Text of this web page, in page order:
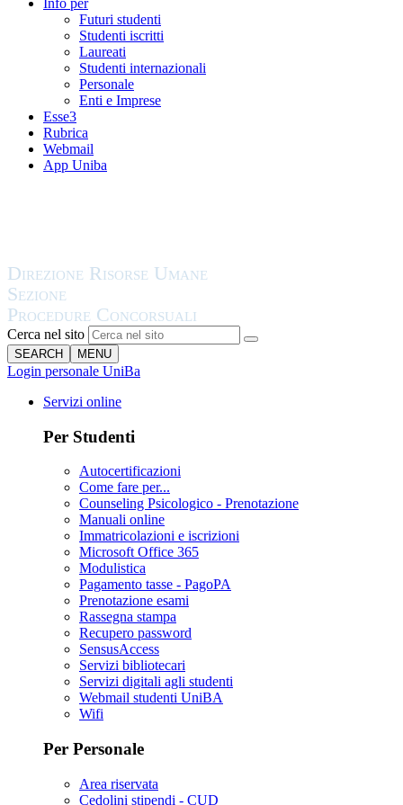
Info per
Futuri studenti
Studenti iscritti
Laureati
Studenti internazionali
Personale
Enti e Imprese
Esse3
Rubrica
Webmail
App Uniba
Cerca nel sito
SEARCH MENU
Login personale UniBa
Servizi online
Per Studenti
Autocertificazioni
Come fare per...
Counseling Psicologico - Prenotazione
Manuali online
Immatricolazioni e iscrizioni
Microsoft Office 365
Modulistica
Pagamento tasse - PagoPA
Prenotazione esami
Rassegna stampa
Recupero password
SensusAccess
Servizi bibliotecari
Servizi digitali agli studenti
Webmail studenti UniBA
Wifi
Per Personale
Area riservata
Cedolini stipendi - CUD